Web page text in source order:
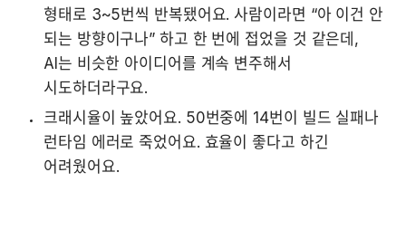
형태로 3~5번씩 반복됐어요. 사람이라면 “아 이건 안
되는 방향이구나” 하고 한 번에 접었을 것 같은데,
AI는 비슷한 아이디어를 계속 변주해서
시도하더라구요.
크래시율이 높았어요. 50번중에 14번이 빌드 실패나
런타임 에러로 죽었어요. 효율이 좋다고 하긴
어려웠어요.